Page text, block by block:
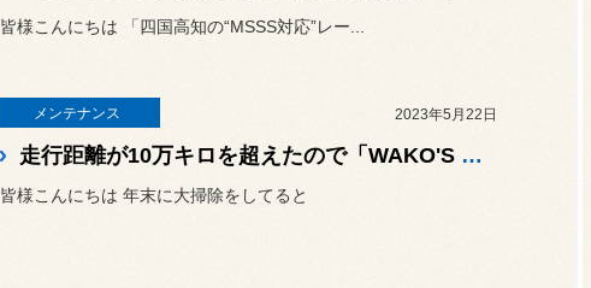
皆様こんにちは 「四国高知の“MSSS対応”レー...
メンテナンス 2023年5月22日
走行距離が10万キロを超えたので「WAKO'S eクリーンプラス」でエンジン内部の大掃除をしてみました！
皆様こんにちは 年末に大掃除をしてると